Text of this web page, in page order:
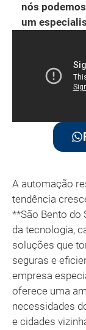
nós
um
A automação
tendência
**São Bento do
da tecnologia,
soluções que
seguras e
empresa
oferece uma
necessidades
e cidades